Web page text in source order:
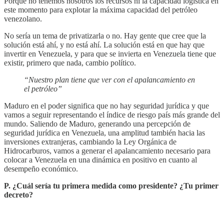
este momento para explotar la máxima capacidad del petróleo
venezolano.
No sería un tema de privatizarla o no. Hay gente que cree que la
solución está ahí, y no está ahí. La solución está en que hay que
invertir en Venezuela, y para que se invierta en Venezuela tiene que
existir, primero que nada, cambio político.
“Nuestro plan tiene que ver con el apalancamiento en
el petróleo”
Maduro en el poder significa que no hay seguridad jurídica y que
vamos a seguir representando el índice de riesgo país más grande del
mundo. Saliendo de Maduro, generando una percepción de
seguridad jurídica en Venezuela, una amplitud también hacia las
inversiones extranjeras, cambiando la Ley Orgánica de
Hidrocarburos, vamos a generar el apalancamiento necesario para
colocar a Venezuela en una dinámica en positivo en cuanto al
desempeño económico.
P. ¿Cuál sería tu primera medida como presidente? ¿Tu primer
decreto?